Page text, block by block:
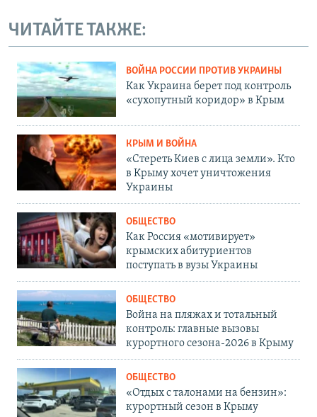
ЧИТАЙТЕ ТАКЖЕ:
ВОЙНА РОССИИ ПРОТИВ УКРАИНЫ
Как Украина берет под контроль
«сухопутный коридор» в Крым
КРЫМ И ВОЙНА
«Стереть Киев с лица земли». Кто
в Крыму хочет уничтожения
Украины
ОБЩЕСТВО
Как Россия «мотивирует»
крымских абитуриентов
поступать в вузы Украины
ОБЩЕСТВО
Война на пляжах и тотальный
контроль: главные вызовы
курортного сезона-2026 в Крыму
ОБЩЕСТВО
«Отдых с талонами на бензин»:
курортный сезон в Крыму